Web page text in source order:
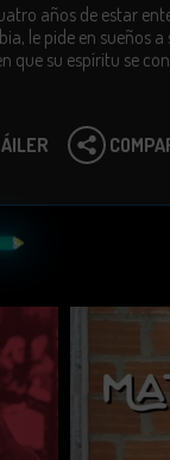
años de estar
le pide en sueños
que su espíritu se